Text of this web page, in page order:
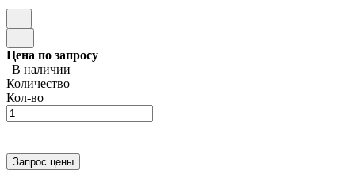
Цена по запросу
В наличии
Количество
Кол-во